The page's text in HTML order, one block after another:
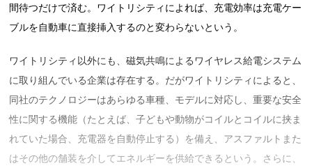
間待つだけで済む。ワイトリシティによれば、充電効率は充電ケー
ブルを自動車に直接挿入するのと変わらないという。
ワイトリシティ以外にも、磁気共鳴によるワイヤレス給電システム
に取り組んでいる企業は存在する。だがワイトリシティによると、
同社のテクノロジーはあらゆる車種、モデルに対応し、重要な安全
性に関する機能（たとえば、子どもや動物がコイルとコイルに挟ま
れていた場合、充電器を自動停止する）を備え、アスファルトまた
はその他の舗装を介してエネルギーを供給できるという。さらに、